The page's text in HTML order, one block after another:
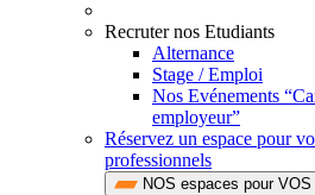
Recruter nos Etudiants
Alternance
Stage / Emploi
Nos Evénements
employeur”
Réservez un espace pour
professionnels
NOS espaces pour